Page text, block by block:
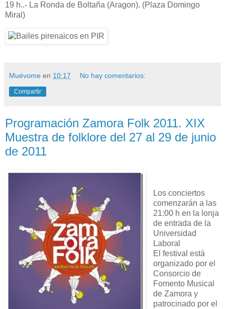
19 h..- La Ronda de Boltaña (Aragon). (Plaza Domingo
Miral)
Muévome en 10:17 No hay comentarios:
Compartir
Programación Zamora Folk 2011. XIX
Muestra de folklore del 27 al 29 de junio
de 2011
Los conciertos
comenzarán a las
21:00 h en la lonja
de entrada de la
Universidad
Laboral
El festival está
organizado por el
Consorcio de
Fomento Musical
de Zamora y
patrocinado por el